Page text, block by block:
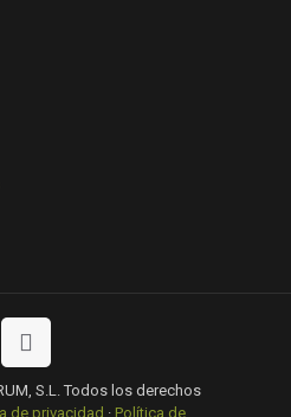
S.L. Todos los derechos
de privacidad · Política de